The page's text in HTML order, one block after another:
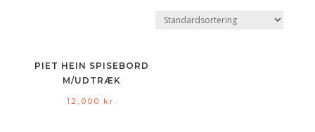
PIET HEIN SPISEBORD
M/UDTRÆK
12,000 kr.